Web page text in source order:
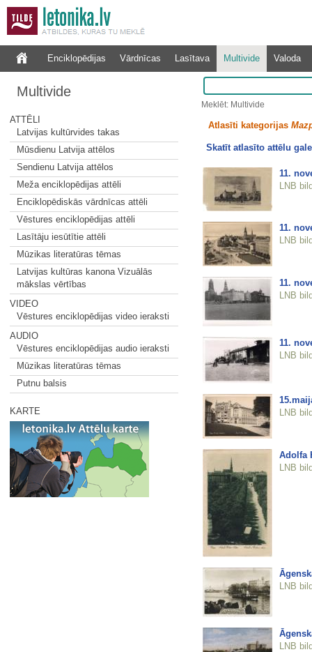
Enciklopēdijas Vārdnīcas Lasītava Multivide Valoda
Multivide
ATTĒLI
Latvijas kultūrvides takas
Mūsdienu Latvija attēlos
Sendienu Latvija attēlos
Meža enciklopēdijas attēli
Enciklopēdiskās vārdnīcas attēli
Vēstures enciklopēdijas attēli
Lasītāju iesūtītie attēli
Mūzikas literatūras tēmas
Latvijas kultūras kanona Vizuālās
mākslas vērtības
VIDEO
Vēstures enciklopēdijas video ieraksti
AUDIO
Vēstures enciklopēdijas audio ieraksti
Mūzikas literatūras tēmas
Putnu balsis
KARTE
Meklēt: Multivide
Atlasīti kategorijas
Skatīt atlasīto attēlu
11.
LNB
11.
LNB
11.
LNB
11.
LNB
LNB
Adolfa
LNB
LNB
LNB